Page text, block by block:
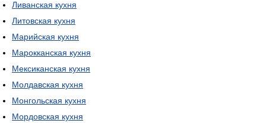
Ливанская кухня
Литовская кухня
Марийская кухня
Марокканская кухня
Мексиканская кухня
Молдавская кухня
Монгольская кухня
Мордовская кухня